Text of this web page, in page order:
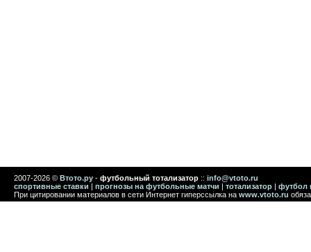
2007-2026 © Втото.ру - футбольный тотализатор :: info@vtoto.ru
спортивные ставки | прогнозы на футбольные матчи | тотализатор | футбол
При цитировании материалов в сети Интернет гиперссылка на www.vtoto.ru